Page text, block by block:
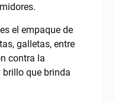
el empaque de
galletas, entre
contra la
que brinda